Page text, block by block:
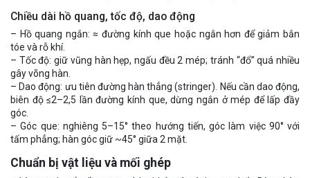
Chiều dài hồ quang, tốc độ, dao động
– Hồ quang ngắn: ≈ đường kính que hoặc ngắn hơn để giảm bắn
tóe và rỗ khí.
– Tốc độ: giữ vũng hàn hẹp, ngấu đều 2 mép; tránh “đổ” quá nhiều
gây võng hàn.
– Dao động: ưu tiên đường hàn thẳng (stringer). Nếu cần dao động,
biên độ ≤2–2,5 lần đường kính que, dừng ngắn ở mép để lấp đầy
góc.
– Góc que: nghiêng 5–15° theo hướng tiến, góc làm việc 90° với
tấm phẳng; hàn góc giữ ~45° giữa 2 mặt.
Chuẩn bị vật liệu và mối ghép